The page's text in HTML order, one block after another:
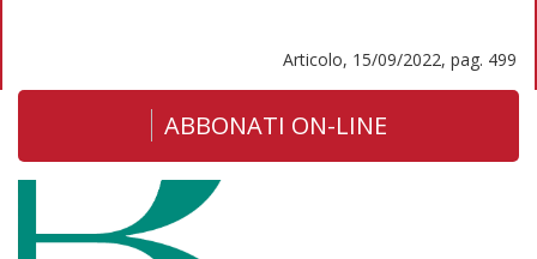
Articolo, 15/09/2022, pag. 499
ABBONATI ON-LINE